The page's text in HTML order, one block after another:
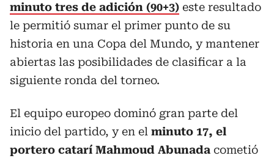
minuto tres de adición (90+3) este resultado
le permitió sumar el primer punto de su
historia en una Copa del Mundo, y mantener
abiertas las posibilidades de clasificar a la
siguiente ronda del torneo.
El equipo europeo dominó gran parte del
inicio del partido, y en el minuto 17, el
portero catarí Mahmoud Abunada cometió